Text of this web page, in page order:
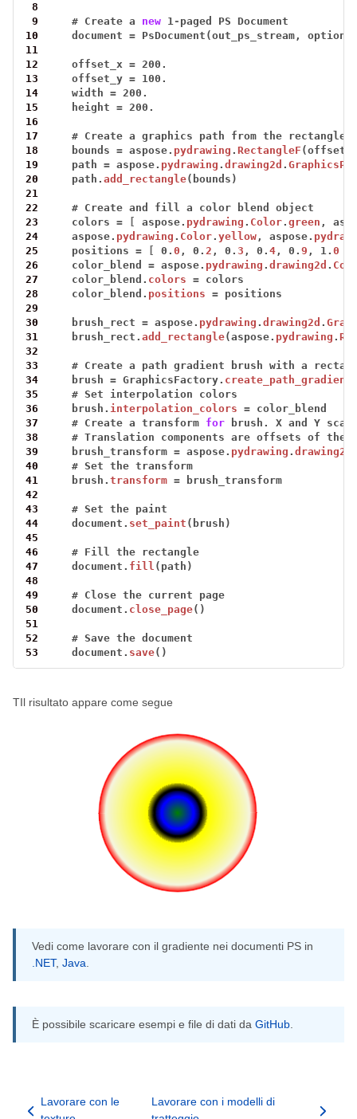
8
9
# Create a new 1- paged PS
Document
10
document = PsDocument(out_ps_stream,
11
12
offset_x = 200.
13
offset_y = 100.
14
width = 200.
15
height = 200.
16
17
# Create a graphics path from the rectangle
18
bounds = aspose. pydrawing .RectangleF
19
path = aspose. pydrawing .drawing2d .
20
path.add_rectangle(bounds)
21
22
# Create and fill a color blend
object
23
colors = aspose. pydrawing . Color.green ,
24
aspose. pydrawing . Color.yellow , aspose.
25
positions = 0.0 , 0.2 , 0.3 , 0.4 , 0.9 , 1.0
26
color_blend = aspose. pydrawing .drawing2d .
27
color_blend. colors = colors
28
color_blend. positions = positions
29
30
brush_rect = aspose. pydrawing .drawing2d .
31
brush_rect.add_rectangle(aspose. pydrawing .
32
33
# Create a path gradient brush with a
34
brush = GraphicsFactory.
35
# Set interpolation
colors
36
brush. interpolation_colors = color_blend
37
# Create a transform for brush. X and Y
38
# Translation components are offsets of the
39
brush_transform = aspose. pydrawing .drawing2d
40
# Set the transform
41
brush.transform =
brush_transform
42
43
# Set the paint
44
document. set_paint (brush)
45
46
# Fill the rectangle
47
document. fill (path)
48
49
# Close the current
page
50
document. close_page()
51
52
# Save the document
53
document. save()
TIl risultato appare come segue
Vedi come lavorare con il gradiente nei documenti PS in
.NET, Java.
È possibile scaricare esempi e file di dati da GitHub.
Lavorare con le
Lavorare con i modelli di